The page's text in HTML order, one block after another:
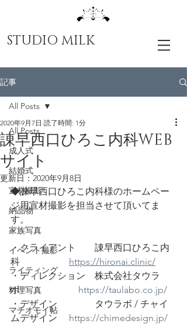
STUDIO MILK
記事
All Posts
成人式
結婚式
宣材撮影
納品物
家族写真
イベント撮影
ライティング
料理写真
マチオモイ帖
All Posts
諌早西口ひろこ内科WEB
サイト
2020年9月7日 読了時間: 1分
更新日：2020年9月8日
◆諫早西口ひろこ内科様のホームペー
ジ用宣材撮影を担当させて頂いてま
す。
・クライアント　　諌早西口ひろこ内
科 https://hironai.clinic/
・ディレクション　株式会社タウラ
ボ https://taulabo.co.jp/
・デザイン　　　　タウラボ / チャイ
ムデザイン https://chimedesign.jp/